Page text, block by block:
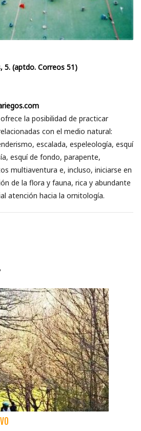
5. (aptdo. Correos 51)
la posibilidad de practicar
con el medio natural:
escalada, espeleología, esquí
esquí de fondo, parapente,
multiaventura e, incluso, iniciarse en
de la flora y fauna, rica y abundante
atención hacia la ornitología.